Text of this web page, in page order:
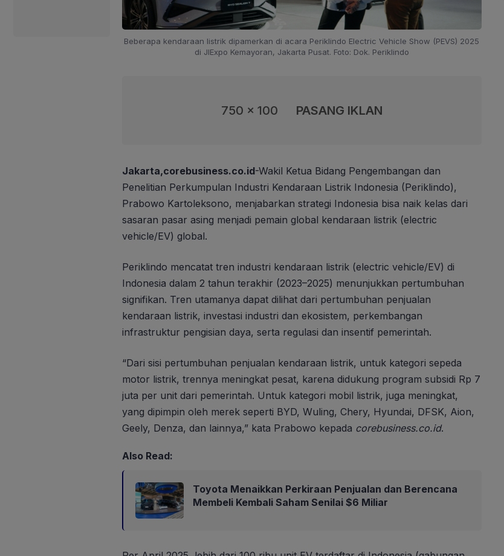
Beberapa kendaraan listrik dipamerkan di acara Periklindo Electric Vehicle Show (PEVS) 2025
di JIExpo Kemayoran, Jakarta Pusat. Foto: Dok. Periklindo
750 x 100 PASANG IKLAN
Jakarta,corebusiness.co.id-Wakil Ketua Bidang Pengembangan dan
Penelitian Perkumpulan Industri Kendaraan Listrik Indonesia (Periklindo),
Prabowo Kartoleksono, menjabarkan strategi Indonesia bisa naik kelas dari
sasaran pasar asing menjadi pemain global kendaraan listrik (electric
vehicle/EV) global.
Periklindo mencatat tren industri kendaraan listrik (electric vehicle/EV) di
Indonesia dalam 2 tahun terakhir (2023–2025) menunjukkan pertumbuhan
signifikan. Tren utamanya dapat dilihat dari pertumbuhan penjualan
kendaraan listrik, investasi industri dan ekosistem, perkembangan
infrastruktur pengisian daya, serta regulasi dan insentif pemerintah.
“Dari sisi pertumbuhan penjualan kendaraan listrik, untuk kategori sepeda
motor listrik, trennya meningkat pesat, karena didukung program subsidi Rp 7
juta per unit dari pemerintah. Untuk kategori mobil listrik, juga meningkat,
yang dipimpin oleh merek seperti BYD, Wuling, Chery, Hyundai, DFSK, Aion,
Geely, Denza, dan lainnya,” kata Prabowo kepada corebusiness.co.id.
Also Read:
Toyota Menaikkan Perkiraan Penjualan dan Berencana
Membeli Kembali Saham Senilai $6 Miliar